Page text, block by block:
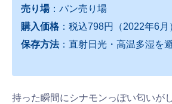
売り場：パン売り場
購入価格 ：税込798円（2022年6月
保存方法：直射日光・高温多湿を
持った瞬間にシナモンっぽい匂いが